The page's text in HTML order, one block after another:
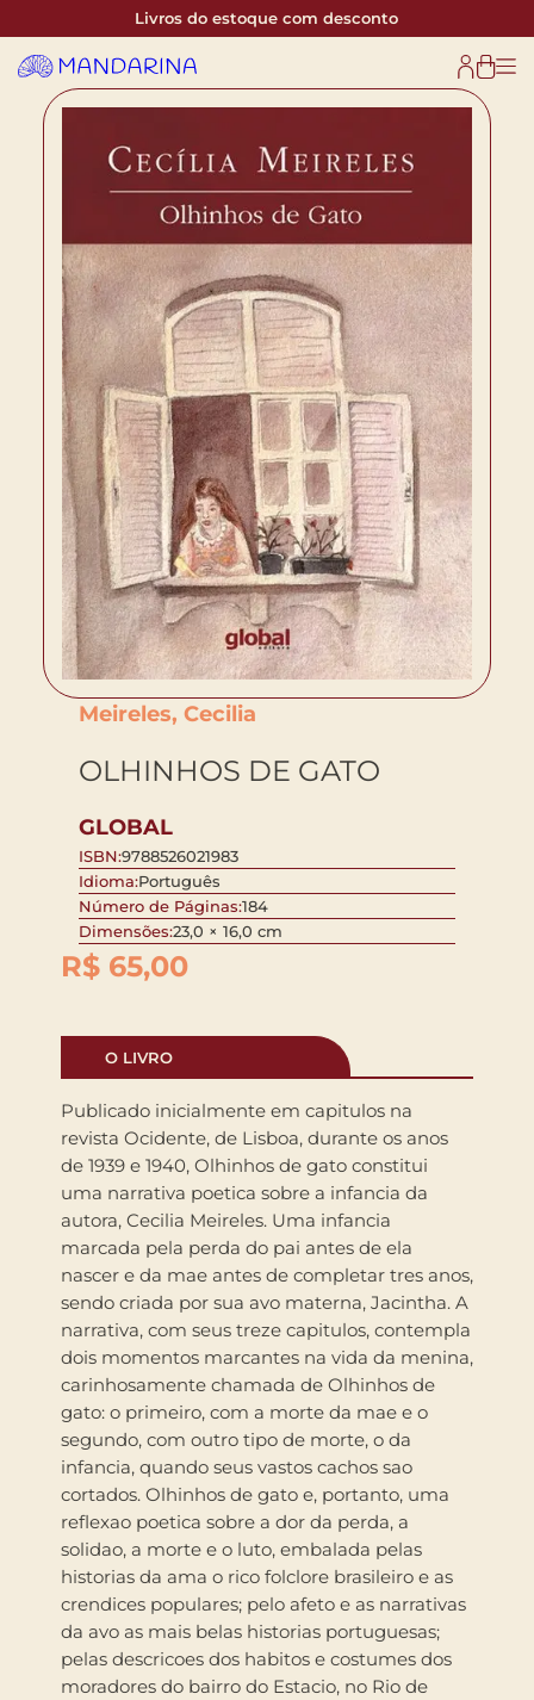
Livros do estoque com desconto
Meireles, Cecilia
OLHINHOS DE GATO
GLOBAL
ISBN:9788526021983
Idioma:Português
Número de Páginas:184
Dimensões:23,0 × 16,0 cm
R$ 65,00
O LIVRO
Publicado inicialmente em capitulos na
revista Ocidente, de Lisboa, durante os anos
de 1939 e 1940, Olhinhos de gato constitui
uma narrativa poetica sobre a infancia da
autora, Cecilia Meireles. Uma infancia
marcada pela perda do pai antes de ela
nascer e da mae antes de completar tres anos,
sendo criada por sua avo materna, Jacintha. A
narrativa, com seus treze capitulos, contempla
dois momentos marcantes na vida da menina,
carinhosamente chamada de Olhinhos de
gato: o primeiro, com a morte da mae e o
segundo, com outro tipo de morte, o da
infancia, quando seus vastos cachos sao
cortados. Olhinhos de gato e, portanto, uma
reflexao poetica sobre a dor da perda, a
solidao, a morte e o luto, embalada pelas
historias da ama o rico folclore brasileiro e as
crendices populares; pelo afeto e as narrativas
da avo as mais belas historias portuguesas;
pelas descricoes dos habitos e costumes dos
moradores do bairro do Estacio, no Rio de